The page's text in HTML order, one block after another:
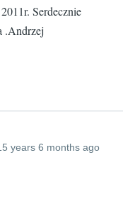
Serdecznie
.Andrzej
years 6 months ago